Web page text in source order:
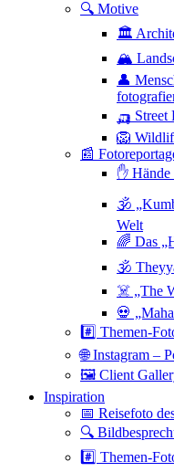
🔍 Motive
🏛
🏔
👤
🛺 Street
🦁
📰
✋
🕉
Welt
🌈 Das
🕉
☠️ „The
💀
#️⃣ Themen-
🌐 Instagram –
🖼 Client
Inspiration
📅 Reisefoto
🔍
#️⃣ Themen-